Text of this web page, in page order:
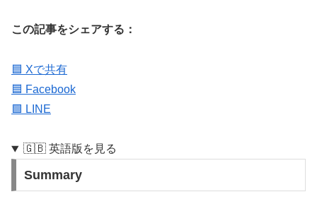
この記事をシェアする：
🟦 Xで共有
🟦 Facebook
🟩 LINE
🇬🇧 英語版を見る
Summary